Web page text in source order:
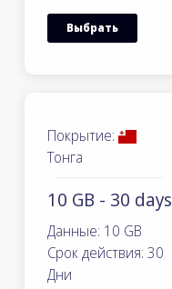
Выбрать
Покрытие:
Тонга
10 GB - 30 days
Данные: 10 GB
Срок действия: 30
Дни